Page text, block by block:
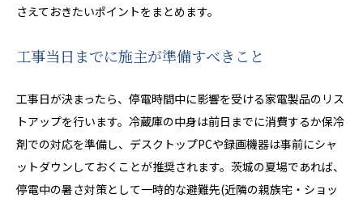
さえておきたいポイントをまとめます。
工事当日までに施主が準備すべきこと
工事日が決まったら、停電時間中に影響を受ける家電製品のリス
トアップを行います。冷蔵庫の中身は前日までに消費するか保冷
剤での対応を準備し、デスクトップPCや録画機器は事前にシャ
ットダウンしておくことが推奨されます。茨城の夏場であれば、
停電中の暑さ対策として一時的な避難先(近隣の親族宅・ショッ